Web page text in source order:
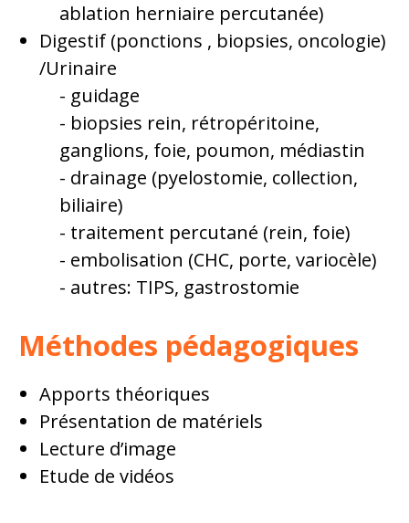
ablation herniaire percutanée)
Digestif (ponctions , biopsies, oncologie)
/Urinaire
guidage
biopsies rein, rétropéritoine,
ganglions, foie, poumon, médiastin
drainage (pyelostomie, collection,
biliaire)
traitement percutané (rein, foie)
embolisation (CHC, porte, variocèle)
autres: TIPS, gastrostomie
Méthodes pédagogiques
Apports théoriques
Présentation de matériels
Lecture d’image
Etude de vidéos